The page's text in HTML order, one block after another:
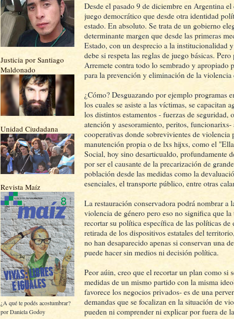
Justicia por Santiago
Maldonado
Unidad Ciudadana
Revista Maíz
¿A qué te podés acostumbrar?
por Daniela Godoy
Desde el pasado 9 de diciembre en Argentina
juego democrático que desde otra identidad
estado. En absoluto. Se trata de un gobierno
determinante margen que desde las primeras
Estado, con un desprecio a la institucionalidad
debe si respeta las reglas de juego básicas.
Arremete contra todo lo sembrado y apropiado
para la prevención y eliminación de la violencia
¿Cómo? Desguazando por ejemplo programas
los cuales se asiste a las víctimas, se capacitan
los distintos estamentos - fuerzas de seguridad,
atención y asesoramiento, peritos, funcionarixs-
cooperativas donde sobrevivientes de violencia
manutención propia o de lxs hijxs, como el
Social, hoy sino desarticualdo, profundamente
por ser el causante de la precarización de
población desde las medidas como la
esenciales, el transporte público, entre otras
La restauración conservadora podrá nombrar a
violencia de género pero eso no significa que
recortar su política específica de las políticas
retirada de los dispositivos estatales del
no han desaparecido apenas si conservan una
puede hacer sin medios ni decisión política.
Peor aúin, creo que el recortar un plan como si
medidas de un mismo partido con la misma
favorece los negocios privados- es de una
demandas que se focalizan en la situación de
pueden ni comprender ni explicar por fuera de